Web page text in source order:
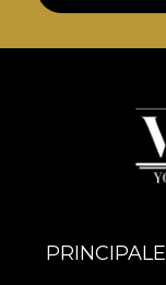
PRINCIPALE